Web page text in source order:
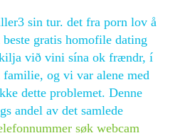
sin tur. det fra porn lov å
gratis homofile dating
við vini sína ok frændr, í
og vi var alene med
dette problemet. Denne
andel av det samlede
søk webcam